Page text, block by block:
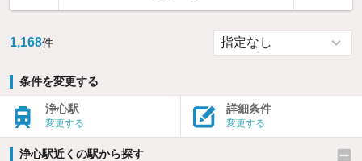
1,168件
条件を変更する
浄心駅
変更する
詳細条件
変更する
浄心駅近くの駅から探す